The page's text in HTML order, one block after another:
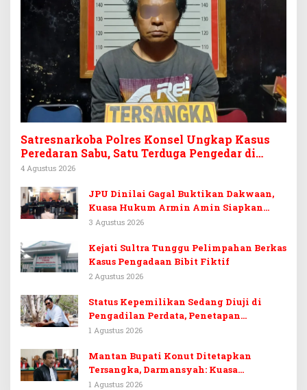
Satresnarkoba Polres Konsel Ungkap Kasus
Peredaran Sabu, Satu Terduga Pengedar di
Tinanggea Ditangkap
4 Agustus 2026
JPU Dinilai Gagal Buktikan Dakwaan,
Kuasa Hukum Armin Amin Siapkan
Pledoi dan Minta Putusan Bebas
3 Agustus 2026
Kejati Sultra Tunggu Pelimpahan Berkas
Kasus Pengadaan Bibit Fiktif
2 Agustus 2026
Status Kepemilikan Sedang Diuji di
Pengadilan Perdata, Penetapan
Tersangka Dr. Ruksamin Dinilai
1 Agustus 2026
Mantan Bupati Konut Ditetapkan
Tersangka, Darmansyah: Kuasa
Hukumnya Diduga Kebingungan
1 Agustus 2026